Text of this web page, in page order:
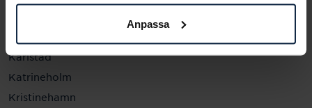
Anpassa
Karlstad
Katrineholm
Kristinehamn